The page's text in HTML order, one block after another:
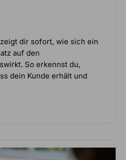
dir sofort, wie sich ein
auf den
So erkennst du,
dein Kunde erhält und